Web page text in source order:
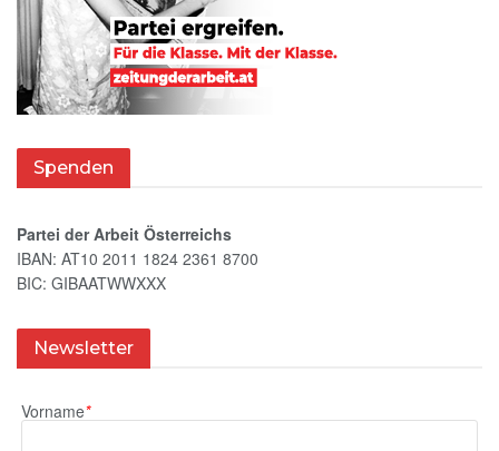
Spenden
Partei der Arbeit Österreichs
IBAN: AT10 2011 1824 2361 8700
BIC: GIBAATWWXXX
Newsletter
Vorname*